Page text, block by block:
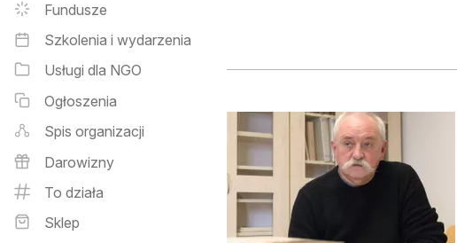
Fundusze
Szkolenia i wydarzenia
Usługi dla NGO
Ogłoszenia
Spis organizacji
Darowizny
To działa
Sklep